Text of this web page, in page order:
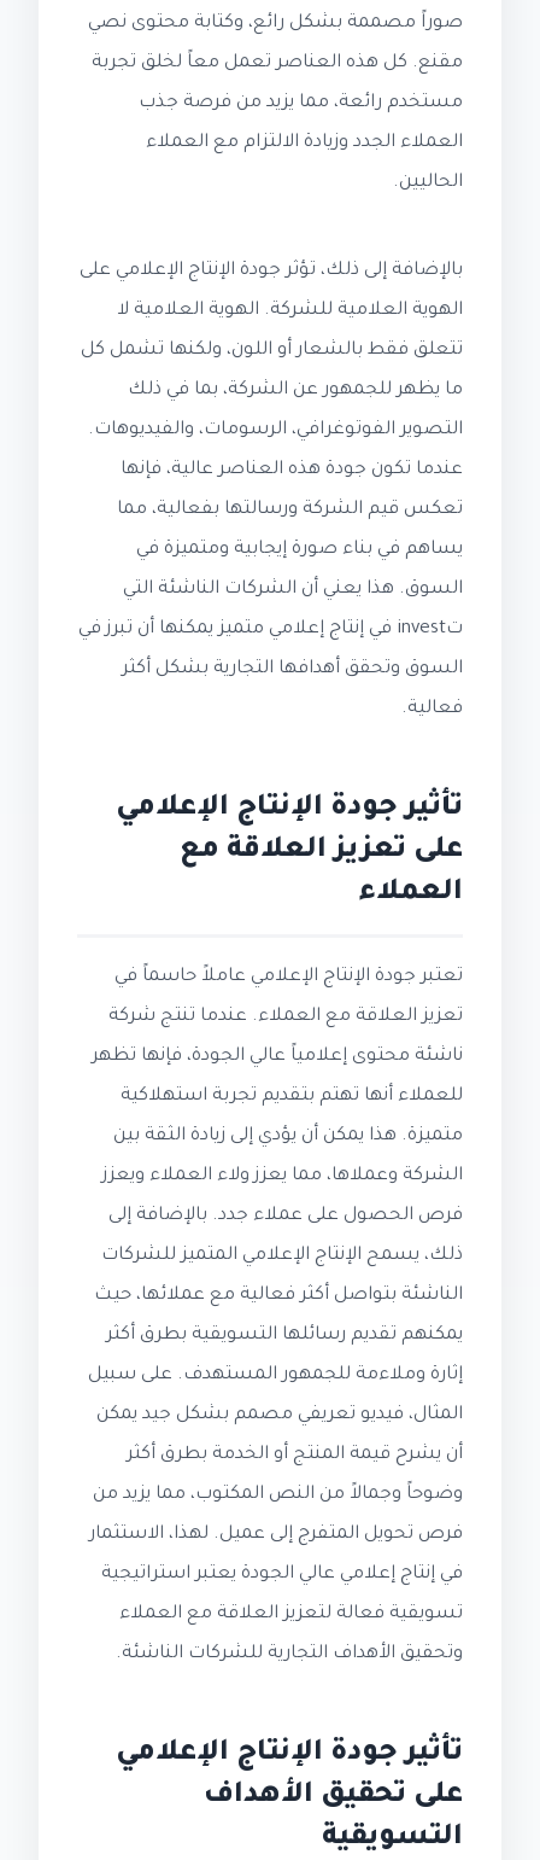
صوراً مصممة بشكل رائع، وكتابة محتوى نصي
مقنع. كل هذه العناصر تعمل معاً لخلق تجربة
مستخدم رائعة، مما يزيد من فرصة جذب
العملاء الجدد وزيادة الالتزام مع العملاء
الحاليين.
بالإضافة إلى ذلك، تؤثر جودة الإنتاج الإعلامي على
الهوية العلامية للشركة. الهوية العلامية لا
تتعلق فقط بالشعار أو اللون، ولكنها تشمل كل
ما يظهر للجمهور عن الشركة، بما في ذلك
التصوير الفوتوغرافي، الرسومات، والفيديوهات.
عندما تكون جودة هذه العناصر عالية، فإنها
تعكس قيم الشركة ورسالتها بفعالية، مما
يساهم في بناء صورة إيجابية ومتميزة في
السوق. هذا يعني أن الشركات الناشئة التي
تinvest في إنتاج إعلامي متميز يمكنها أن تبرز في
السوق وتحقق أهدافها التجارية بشكل أكثر
فعالية.
تأثير جودة الإنتاج الإعلامي
على تعزيز العلاقة مع
العملاء
تعتبر جودة الإنتاج الإعلامي عاملاً حاسماً في
تعزيز العلاقة مع العملاء. عندما تنتج شركة
ناشئة محتوى إعلامياً عالي الجودة، فإنها تظهر
للعملاء أنها تهتم بتقديم تجربة استهلاكية
متميزة. هذا يمكن أن يؤدي إلى زيادة الثقة بين
الشركة وعملاها، مما يعزز ولاء العملاء ويعزز
فرص الحصول على عملاء جدد. بالإضافة إلى
ذلك، يسمح الإنتاج الإعلامي المتميز للشركات
الناشئة بتواصل أكثر فعالية مع عملائها، حيث
يمكنهم تقديم رسائلها التسويقية بطرق أكثر
إثارة وملاءمة للجمهور المستهدف. على سبيل
المثال، فيديو تعريفي مصمم بشكل جيد يمكن
أن يشرح قيمة المنتج أو الخدمة بطرق أكثر
وضوحاً وجمالاً من النص المكتوب، مما يزيد من
فرص تحويل المتفرج إلى عميل. لهذا، الاستثمار
في إنتاج إعلامي عالي الجودة يعتبر استراتيجية
تسويقية فعالة لتعزيز العلاقة مع العملاء
وتحقيق الأهداف التجارية للشركات الناشئة.
تأثير جودة الإنتاج الإعلامي
على تحقيق الأهداف
التسويقية